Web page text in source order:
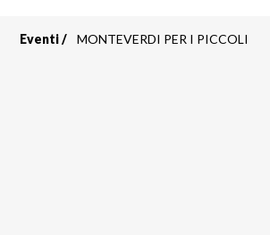
Eventi MONTEVERDI PER I PICCOLI